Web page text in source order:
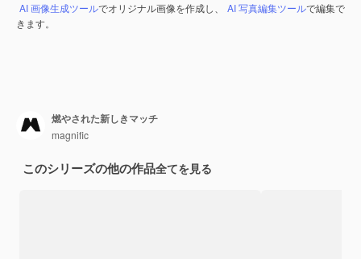
AI 画像生成ツールでオリジナル画像を作成し、 AI 写真編集ツールで編集で
きます。
燃やされた新しきマッチ
magnific
このシリーズの他の作品全てを見る